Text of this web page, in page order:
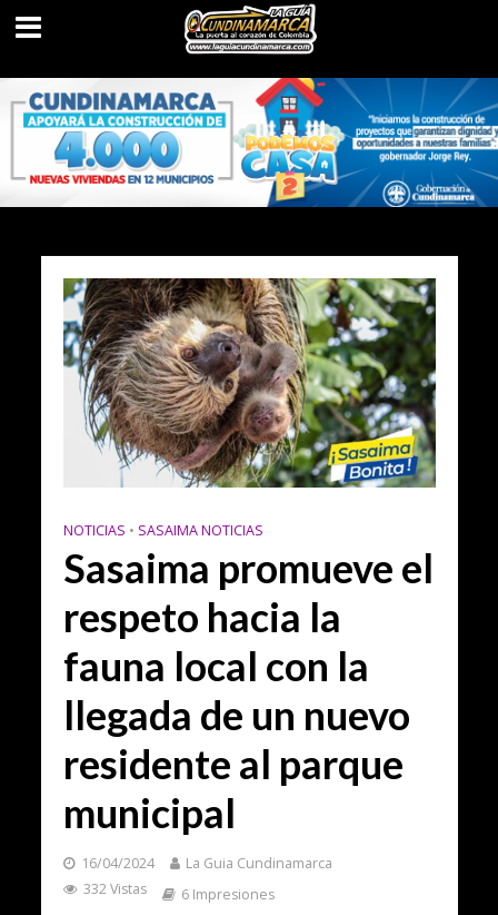
NOTICIAS • SASAIMA NOTICIAS
Sasaima promueve el
respeto hacia la
fauna local con la
llegada de un nuevo
residente al parque
municipal
16/04/2024
La Guia Cundinamarca
332 Vistas
6 Impresiones